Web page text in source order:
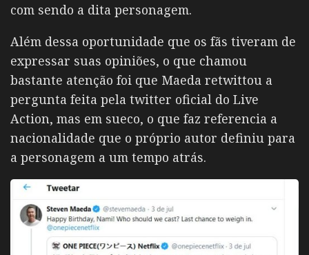
com sendo a dita personagem.
Além dessa oportunidade que os fãs tiveram de
expressar suas opiniões, o que chamou
bastante atenção foi que Maeda retwittou a
pergunta feita pela twitter oficial do Live
Action, mas em sueco, o que faz referencia a
nacionalidade que o próprio autor definiu para
a personagem a um tempo atrás.